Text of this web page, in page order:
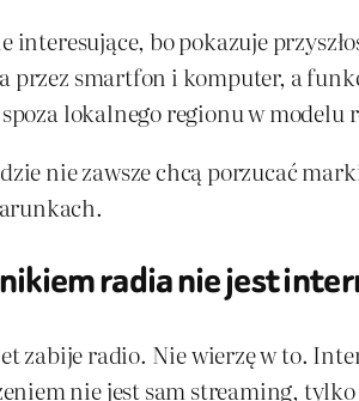
interesujące, bo pokazuje
przez smartfon i komputer, a
lokalnego regionu w modelu
nie zawsze chcą porzucać
radia nie jest
zabije radio. Nie wierzę w to.
nie jest sam streaming,